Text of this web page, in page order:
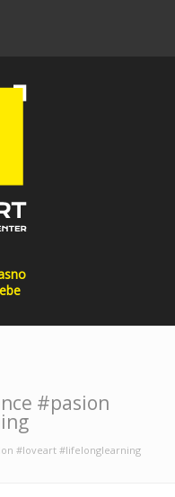
#pasion
#loveart #lifelonglearning